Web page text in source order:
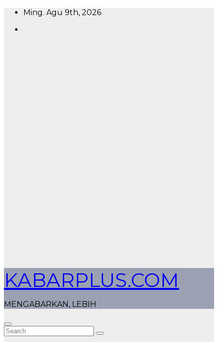
Skip
content
Ming. Agu 9th, 2026
KABARPLUS.COM
MENGABARKAN, LEBIH